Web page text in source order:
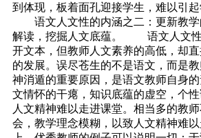
到体现，板着面孔迎接学生，难以引起
语文人文性的内涵之二：更新教学
解读，挖掘人文底蕴。 语文人文性
开文本，但教师人文素养的高低，却
的发展。误尽苍生的不是语文，而是
神消遁的重要原因，是语文教师自身
文情怀的干瘪，知识底蕴的虚空，个
人文精神难以走进课堂。相当多的教
会，教学理念模糊，以致人文精神难